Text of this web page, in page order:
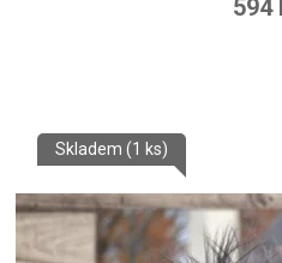
594
Skladem (1 ks)